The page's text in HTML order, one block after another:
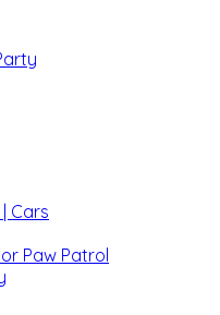
Cars
Paw Patrol